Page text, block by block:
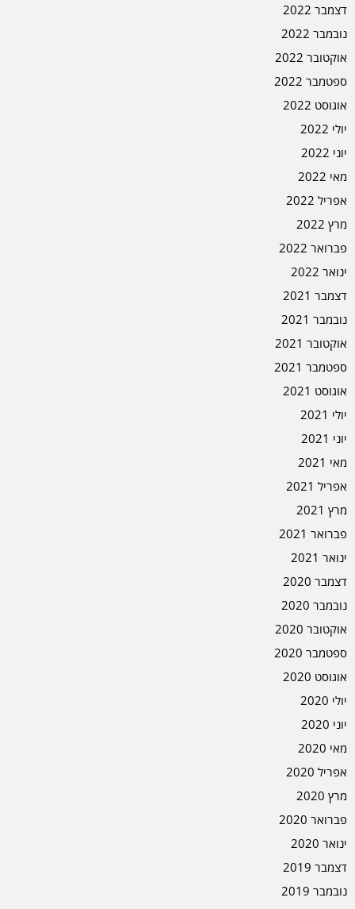
דצמבר 2022
נובמבר 2022
אוקטובר 2022
ספטמבר 2022
אוגוסט 2022
יולי 2022
יוני 2022
מאי 2022
אפריל 2022
מרץ 2022
פברואר 2022
ינואר 2022
דצמבר 2021
נובמבר 2021
אוקטובר 2021
ספטמבר 2021
אוגוסט 2021
יולי 2021
יוני 2021
מאי 2021
אפריל 2021
מרץ 2021
פברואר 2021
ינואר 2021
דצמבר 2020
נובמבר 2020
אוקטובר 2020
ספטמבר 2020
אוגוסט 2020
יולי 2020
יוני 2020
מאי 2020
אפריל 2020
מרץ 2020
פברואר 2020
ינואר 2020
דצמבר 2019
נובמבר 2019